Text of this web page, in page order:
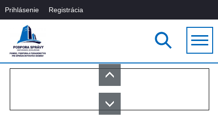
Prihlásenie Registrácia